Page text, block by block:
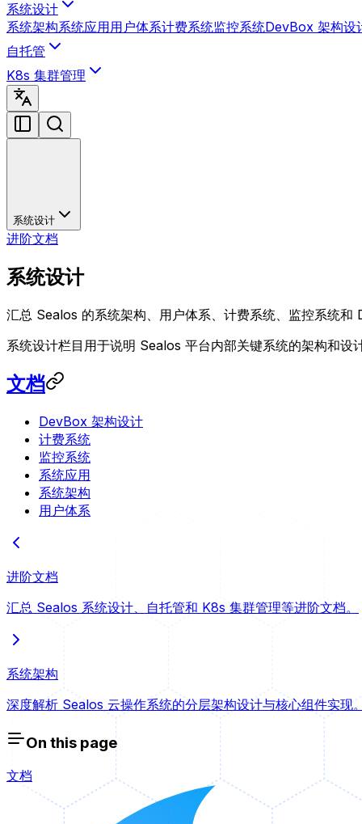
系统设计
系统架构系统应用用户体系计费系统监控系统DevBox 架构设
自托管
K8s 集群管理
系统设计
进阶文档
系统设计
汇总 Sealos 的系统架构、用户体系、计费系统、监控系统和
系统设计栏目用于说明 Sealos 平台内部关键系统的架构和设
文档
DevBox 架构设计
计费系统
监控系统
系统应用
系统架构
用户体系
进阶文档
汇总 Sealos 系统设计、自托管和 K8s 集群管理等进阶文档。
系统架构
深度解析 Sealos 云操作系统的分层架构设计与核心组件实现
On this page
文档